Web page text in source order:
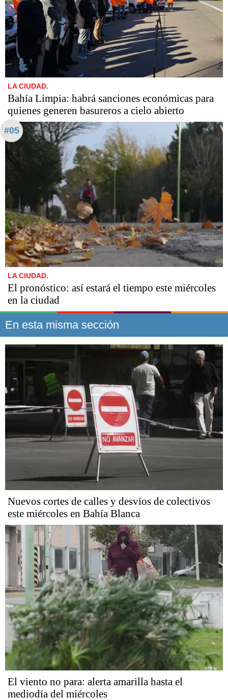
LA CIUDAD.
Bahía Limpia: habrá sanciones económicas para
quienes generen basureros a cielo abierto
#05
LA CIUDAD.
El pronóstico: así estará el tiempo este miércoles
en la ciudad
En esta misma sección
Nuevos cortes de calles y desvíos de colectivos
este miércoles en Bahía Blanca
El viento no para: alerta amarilla hasta el
mediodía del miércoles